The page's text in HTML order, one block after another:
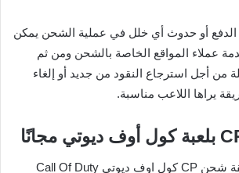
أو حدوث أي خلل في عملية الشحن يمكن
عملاء المواقع الخاصة بالشحن ومن ثم
من أجل استرجاع النقود من جديد أو إلغاء
يراها اللاعب مناسبة.
من خلال معرفة طريقة شحن CP كول اوف ديوتي Call Of Duty